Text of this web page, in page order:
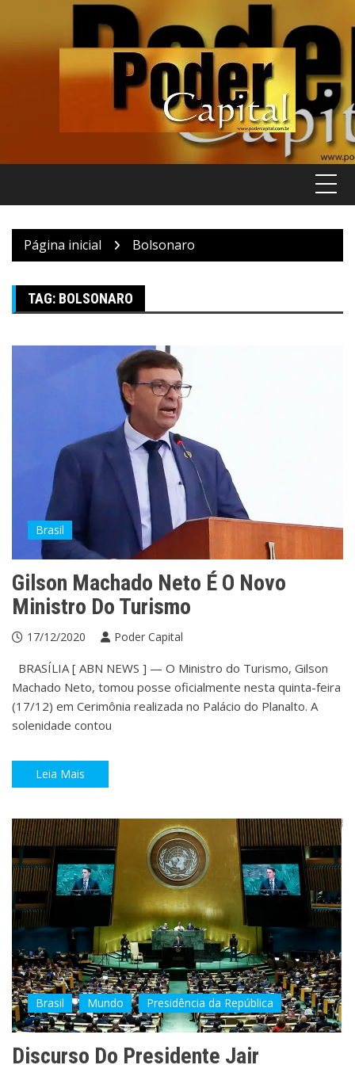
Página inicial Bolsonaro
TAG: BOLSONARO
Brasil
Gilson Machado Neto É O Novo
Ministro Do Turismo
17/12/2020 Poder Capital
BRASÍLIA [ ABN NEWS ] — O Ministro do Turismo, Gilson
Machado Neto, tomou posse oficialmente nesta quinta-feira
(17/12) em Cerimônia realizada no Palácio do Planalto. A
solenidade contou
Leia Mais
Brasil Mundo Presidência da República
Discurso Do Presidente Jair